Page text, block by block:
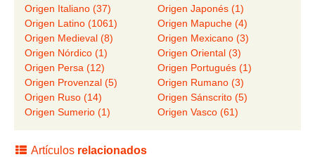
Origen Italiano (37)
Origen Japonés (1)
Origen Latino (1061)
Origen Mapuche (4)
Origen Medieval (8)
Origen Mexicano (3)
Origen Nórdico (1)
Origen Oriental (3)
Origen Persa (12)
Origen Portugués (1)
Origen Provenzal (5)
Origen Rumano (3)
Origen Ruso (14)
Origen Sánscrito (5)
Origen Sumerio (1)
Origen Vasco (61)
Artículos relacionados